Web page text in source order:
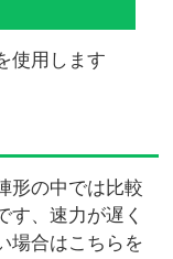
使用します
形の中では比較
す、速力が遅く
場合はこちらを